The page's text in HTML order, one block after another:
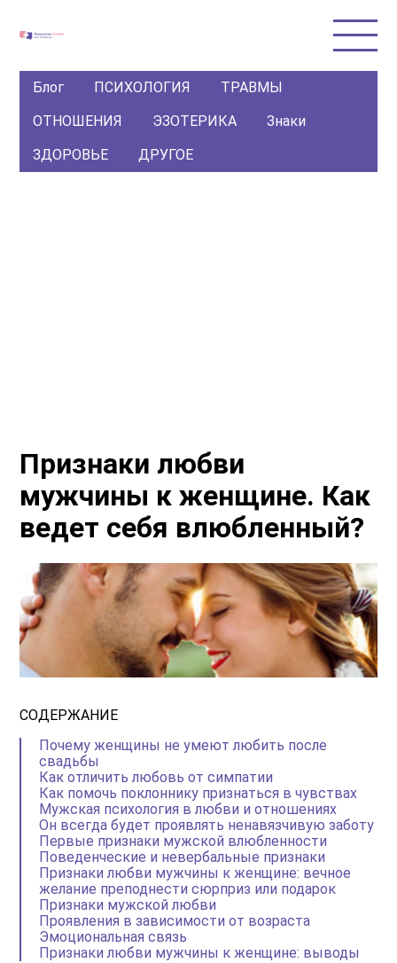
Блог ПСИХОЛОГИЯ
ТРАВМЫ
ОТНОШЕНИЯ
ЭЗОТЕРИКА
Знаки
ЗДОРОВЬЕ
ДРУГОЕ
Признаки любви
мужчины к женщине. Как
ведет себя влюбленный?
СОДЕРЖАНИЕ
Почему женщины не умеют любить после
свадьбы
Как отличить любовь от симпатии
Как помочь поклоннику признаться в чувствах
Мужская психология в любви и отношениях
Он всегда будет проявлять ненавязчивую заботу
Первые признаки мужской влюбленности
Поведенческие и невербальные признаки
Признаки любви мужчины к женщине: вечное
желание преподнести сюрприз или подарок
Признаки мужской любви
Проявления в зависимости от возраста
Эмоциональная связь
Признаки любви мужчины к женщине: выводы